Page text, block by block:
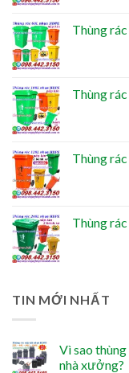
Thùng
Thùng
Thùng
Thùng
TIN MỚI NHẤT
Vì sao
nhà xưởng?